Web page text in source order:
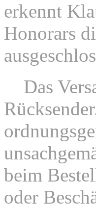
erkennt
Honorars
Das
beim
oder